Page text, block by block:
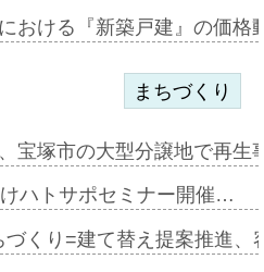
おける『新築戸建』の価
まちづくり
宝塚市の大型分譲地で再
ハトサポセミナー開催…
づくり=建て替え提案推進